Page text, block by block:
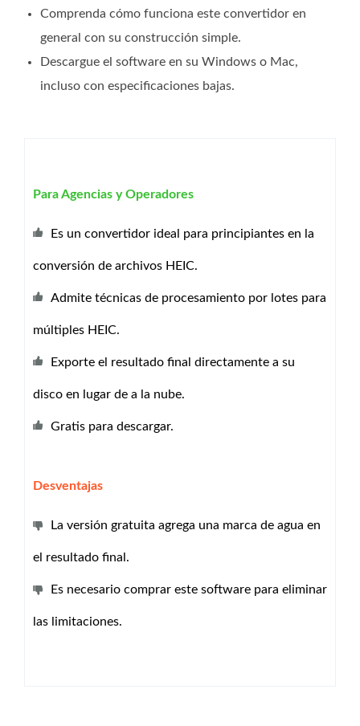
Comprenda cómo funciona este convertidor en
general con su construcción simple.
Descargue el software en su Windows o Mac,
incluso con especificaciones bajas.
Para Agencias y Operadores
Es un convertidor ideal para principiantes en la
conversión de archivos HEIC.
Admite técnicas de procesamiento por lotes para
múltiples HEIC.
Exporte el resultado final directamente a su
disco en lugar de a la nube.
Gratis para descargar.
Desventajas
La versión gratuita agrega una marca de agua en
el resultado final.
Es necesario comprar este software para eliminar
las limitaciones.